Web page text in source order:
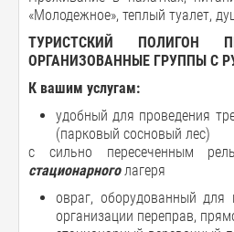
«Молодежное», теплый туалет,
ТУРИСТСКИЙ ПОЛИГОН
ОРГАНИЗОВАННЫЕ ГРУППЫ С
К вашим услугам:
удобный для проведения
(парковый сосновый лес)
с сильно пересеченным
стационарноголагеря
овраг, оборудованный для
организации переправ,